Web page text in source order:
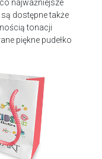
najważniejsze
dostępne także
tonacji
piękne pudełko